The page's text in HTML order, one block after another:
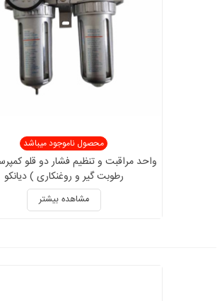
محصول ناموجود میباشد
رطوبت گیر و روغنکاری ) دیانکو
مشاهده بیشتر